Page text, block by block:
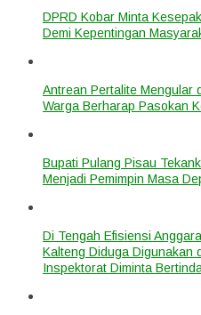
DPRD Kobar Minta
Demi Kepentingan
Antrean Pertalite Mengular
Warga Berharap Pasokan
Bupati Pulang Pisau
Menjadi Pemimpin Masa
Di Tengah Efisiensi
Kalteng Diduga Digunakan
Inspektorat Diminta